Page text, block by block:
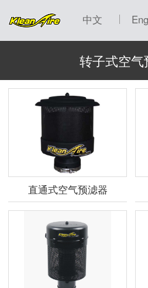
中文
转子式空气
直通式空气预滤器